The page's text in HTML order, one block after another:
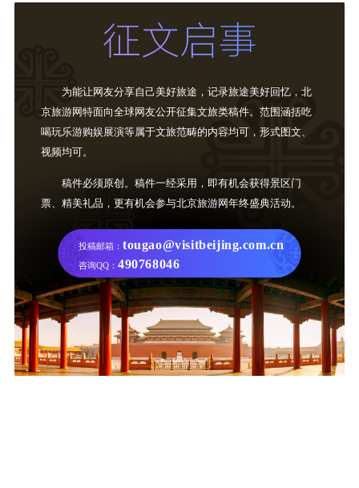
为能让网友分享自己美好旅途，记录旅途美好回忆，北
京旅游网特面向全球网友公开征集文旅类稿件。范围涵括吃
喝玩乐游购娱展演等属于文旅范畴的内容均可，形式图文、
视频均可。
稿件必须原创。稿件一经采用，即有机会获得景区门
票、精美礼品，更有机会参与北京旅游网年终盛典活动。
投稿邮箱： tougao@visitbeijing.com.cn
咨询QQ： 490768046